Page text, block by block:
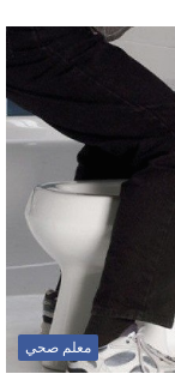
معلم صحي